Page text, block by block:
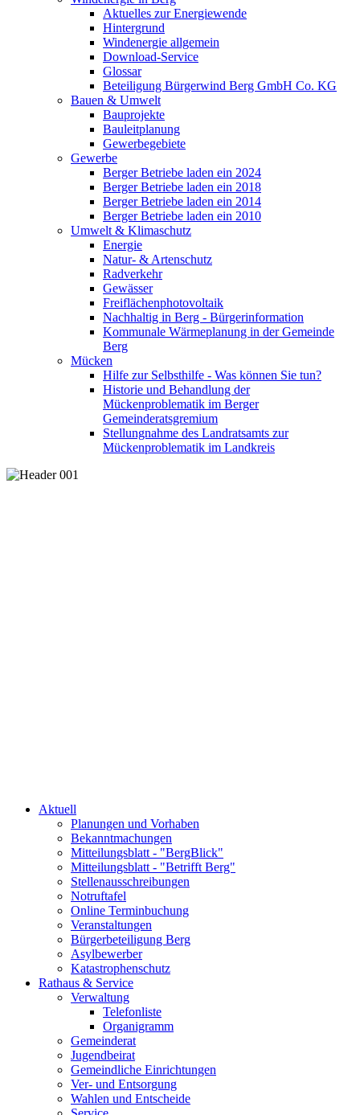
Aktuelles zur Energiewende
Hintergrund
Windenergie allgemein
Download-Service
Glossar
Beteiligung Bürgerwind Berg GmbH Co. KG
Bauen & Umwelt
Bauprojekte
Bauleitplanung
Gewerbegebiete
Gewerbe
Berger Betriebe laden ein 2024
Berger Betriebe laden ein 2018
Berger Betriebe laden ein 2014
Berger Betriebe laden ein 2010
Umwelt & Klimaschutz
Energie
Natur- & Artenschutz
Radverkehr
Gewässer
Freiflächenphotovoltaik
Nachhaltig in Berg - Bürgerinformation
Kommunale Wärmeplanung in der Gemeinde
Berg
Mücken
Hilfe zur Selbsthilfe - Was können Sie tun?
Historie und Behandlung der
Mückenproblematik im Berger
Gemeinderatsgremium
Stellungnahme des Landratsamts zur
Mückenproblematik im Landkreis
Aktuell
Planungen und Vorhaben
Bekanntmachungen
Mitteilungsblatt - "BergBlick"
Mitteilungsblatt - "Betrifft Berg"
Stellenausschreibungen
Notruftafel
Online Terminbuchung
Veranstaltungen
Bürgerbeteiligung Berg
Asylbewerber
Katastrophenschutz
Rathaus & Service
Verwaltung
Telefonliste
Organigramm
Gemeinderat
Jugendbeirat
Gemeindliche Einrichtungen
Ver- und Entsorgung
Wahlen und Entscheide